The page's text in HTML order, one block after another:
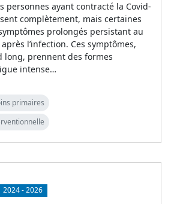
personnes ayant contracté la Covid-
complètement, mais certaines
prolongés persistant au
l’infection. Ces symptômes,
long, prennent des formes
intense…
primaires
2024-2026